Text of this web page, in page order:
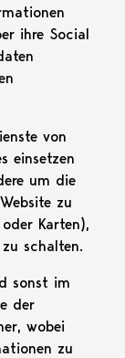
ihre Social
von
einsetzen
um die
zu
Karten),
schalten.
sonst im
der
wobei
zu